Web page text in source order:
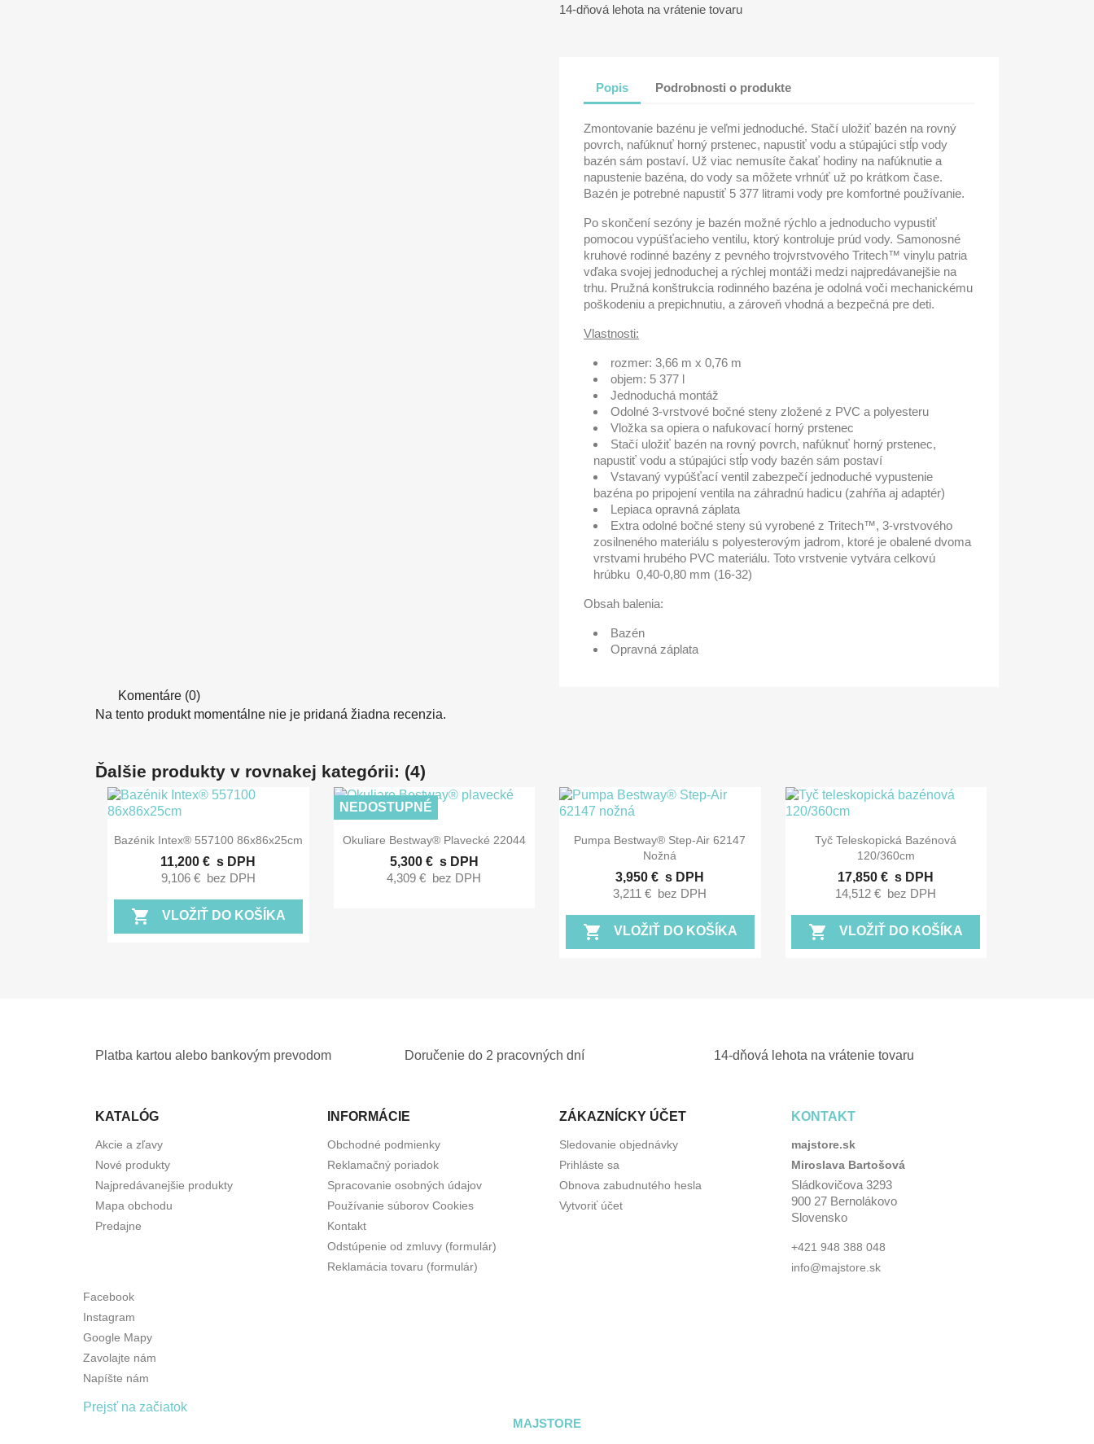
14-dňová lehota na vrátenie tovaru
Popis Podrobnosti o produkte
Zmontovanie bazénu je veľmi jednoduché. Stačí uložiť bazén na rovný
povrch, nafúknuť horný prstenec, napustiť vodu a stúpajúci stĺp vody
bazén sám postaví. Už viac nemusíte čakať hodiny na nafúknutie a
napustenie bazéna, do vody sa môžete vrhnúť už po krátkom čase.
Bazén je potrebné napustiť 5 377 litrami vody pre komfortné používanie.
Po skončení sezóny je bazén možné rýchlo a jednoducho vypustiť
pomocou vypúšťacieho ventilu, ktorý kontroluje prúd vody. Samonosné
kruhové rodinné bazény z pevného trojvrstvového Tritech™ vinylu patria
vďaka svojej jednoduchej a rýchlej montáži medzi najpredávanejšie na
trhu. Pružná konštrukcia rodinného bazéna je odolná voči mechanickému
poškodeniu a prepichnutiu, a zároveň vhodná a bezpečná pre deti.
Vlastnosti:
rozmer: 3,66 m x 0,76 m
objem: 5 377 l
Jednoduchá montáž
Odolné 3-vrstvové bočné steny zložené z PVC a polyesteru
Vložka sa opiera o nafukovací horný prstenec
Stačí uložiť bazén na rovný povrch, nafúknuť horný prstenec,
napustiť vodu a stúpajúci stĺp vody bazén sám postaví
Vstavaný vypúšťací ventil zabezpečí jednoduché vypustenie
bazéna po pripojení ventila na záhradnú hadicu (zahŕňa aj adaptér)
Lepiaca opravná záplata
Extra odolné bočné steny sú vyrobené z Tritech™, 3-vrstvového
zosilneného materiálu s polyesterovým jadrom, ktoré je obalené dvoma
vrstvami hrubého PVC materiálu. Toto vrstvenie vytvára celkovú
hrúbku 0,40-0,80 mm (16-32)
Obsah balenia:
Bazén
Opravná záplata
Komentáre (0)
Na tento produkt momentálne nie je pridaná žiadna recenzia.
Ďalšie produkty v rovnakej kategórii: (4)
Rýchly náhľad
Bazénik Intex® 557100 86x86x25cm
11,200 € s DPH
9,106 € bez DPH
shopping_cart VLOŽIŤ DO KOŠÍKA
Rýchly náhľad
Okuliare Bestway® Plavecké 22044
5,300 € s DPH
4,309 € bez DPH
NEDOSTUPNÉ
Rýchly náhľad
Pumpa Bestway® Step-Air 62147
Nožná
3,950 € s DPH
3,211 € bez DPH
shopping_cart VLOŽIŤ DO KOŠÍKA
Rýchly náhľad
Tyč Teleskopická Bazénová
120/360cm
17,850 € s DPH
14,512 € bez DPH
shopping_cart VLOŽIŤ DO KOŠÍKA
Platba kartou alebo bankovým prevodom Doručenie do 2 pracovných dní 14-dňová lehota na vrátenie tovaru
KATALÓG
Akcie a zľavy
Nové produkty
Najpredávanejšie produkty
Mapa obchodu
Predajne
INFORMÁCIE
Obchodné podmienky
Reklamačný poriadok
Spracovanie osobných údajov
Používanie súborov Cookies
Kontakt
Odstúpenie od zmluvy (formulár)
Reklamácia tovaru (formulár)
ZÁKAZNÍCKY ÚČET
Sledovanie objednávky
Prihláste sa
Obnova zabudnutého hesla
Vytvoriť účet
KONTAKT
majstore.sk
Miroslava Bartošová
Sládkovičova 3293
900 27 Bernolákovo
Slovensko
+421 948 388 048
info@majstore.sk
Facebook
Instagram
Google Mapy
Zavolajte nám
Napíšte nám
Prejsť na začiatok
MAJSTORE